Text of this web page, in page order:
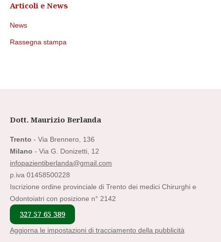
Articoli e News
News
Rassegna stampa
Dott. Maurizio Berlanda
Trento - Via Brennero, 136
Milano - Via G. Donizetti, 12
infopazientiberlanda@gmail.com
p.iva 01458500228
Iscrizione ordine provinciale di Trento dei medici Chirurghi e
Odontoiatri con posizione n° 2142
327 57 65 389
Aggiorna le impostazioni di tracciamento della pubblicità